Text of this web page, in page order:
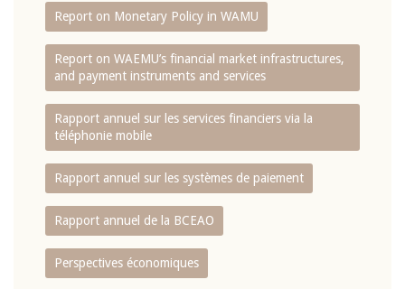
Report on Monetary Policy in WAMU
Report on WAEMU’s financial market infrastructures,
and payment instruments and services
Rapport annuel sur les services financiers via la
téléphonie mobile
Rapport annuel sur les systèmes de paiement
Rapport annuel de la BCEAO
Perspectives économiques